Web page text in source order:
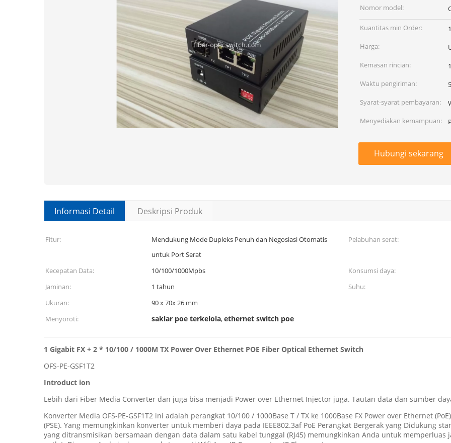
Nomor model:
Kuantitas min Order:
Harga:
Kemasan rincian:
Waktu pengiriman:
Syarat-syarat pembayaran:
Menyediakan kemampuan:
Hubungi sekarang
Informasi Detail Deskripsi Produk
Fitur:
Mendukung Mode Dupleks Penuh dan Negosiasi Otomatis
untuk Port Serat
Pelabuhan serat:
Kecepatan Data: 10/100/1000Mpbs Konsumsi daya:
Jaminan:
1 tahun Suhu:
Ukuran:
90 x 70x 26 mm
Menyoroti:
saklar poe terkelola,ethernet switch poe
1 Gigabit FX + 2 * 10/100 / 1000M TX Power Over Ethernet POE Fiber Optical Ethernet Switch
OFS-PE-GSF1T2
Introduct ion
Lebih dari Fiber Media Converter dan juga bisa menjadi Power over Ethernet Injector juga. Tautan data dan sumber
Konverter Media OFS-PE-GSF1T2 ini adalah perangkat 10/100 / 1000Base T / TX ke 1000Base FX Power over Ethernet
(PSE). Yang memungkinkan konverter untuk memberi daya pada IEEE802.3af PoE Perangkat Bergerak yang Didukung
yang ditransmisikan bersamaan dengan data dalam satu kabel tunggal (RJ45) memungkinkan Anda untuk